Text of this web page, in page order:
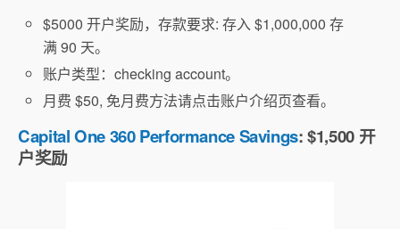
$5000 开户奖励，存款要求: 存入 $1,000,000 存
满 90 天。
账户类型：checking account。
月费 $50, 免月费方法请点击账户介绍页查看。
Capital One 360 Performance Savings: $1,500 开
户奖励